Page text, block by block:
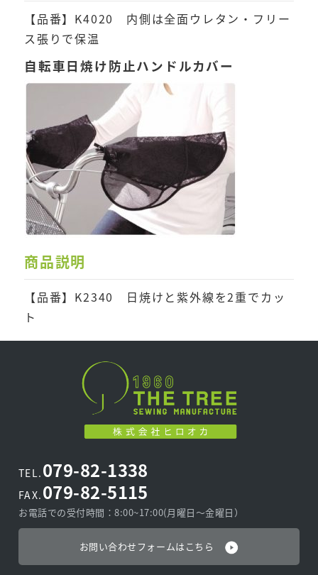
【品番】K4020 内側は全面ウレタン・フリー
ス張りで保温
自転車日焼け防止ハンドルカバー
商品説明
【品番】K2340 日焼けと紫外線を2重でカッ
ト
TEL. 079-82-1338
FAX. 079-82-5115
お電話での受付時間：8:00~17:00(月曜日〜金曜日）
お問い合わせフォームはこちら